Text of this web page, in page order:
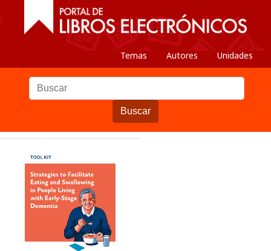
Temas Autores Unidades
Buscar